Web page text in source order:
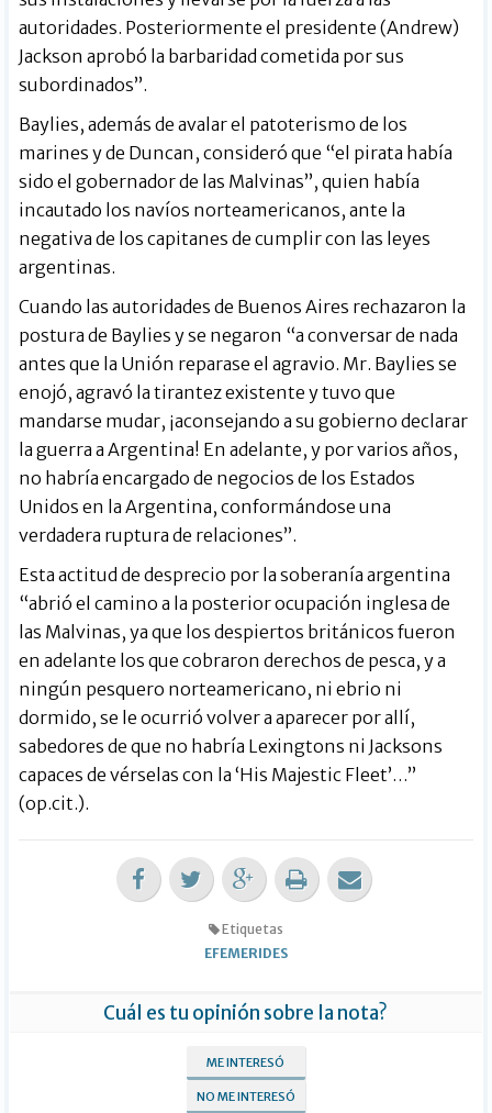
autoridades. Posteriormente el presidente (Andrew)
Jackson aprobó la barbaridad cometida por sus
subordinados”.
Baylies, además de avalar el patoterismo de los
marines y de Duncan, consideró que “el pirata había
sido el gobernador de las Malvinas”, quien había
incautado los navíos norteamericanos, ante la
negativa de los capitanes de cumplir con las leyes
argentinas.
Cuando las autoridades de Buenos Aires rechazaron la
postura de Baylies y se negaron “a conversar de nada
antes que la Unión reparase el agravio. Mr. Baylies se
enojó, agravó la tirantez existente y tuvo que
mandarse mudar, ¡aconsejando a su gobierno declarar
la guerra a Argentina! En adelante, y por varios años,
no habría encargado de negocios de los Estados
Unidos en la Argentina, conformándose una
verdadera ruptura de relaciones”.
Esta actitud de desprecio por la soberanía argentina
“abrió el camino a la posterior ocupación inglesa de
las Malvinas, ya que los despiertos británicos fueron
en adelante los que cobraron derechos de pesca, y a
ningún pesquero norteamericano, ni ebrio ni
dormido, se le ocurrió volver a aparecer por allí,
sabedores de que no habría Lexingtons ni Jacksons
capaces de vérselas con la ‘His Majestic Fleet’…”
(op.cit.).
Etiquetas
EFEMERIDES
Cuál es tu opinión sobre la nota?
ME INTERESÓ
NO ME INTERESÓ